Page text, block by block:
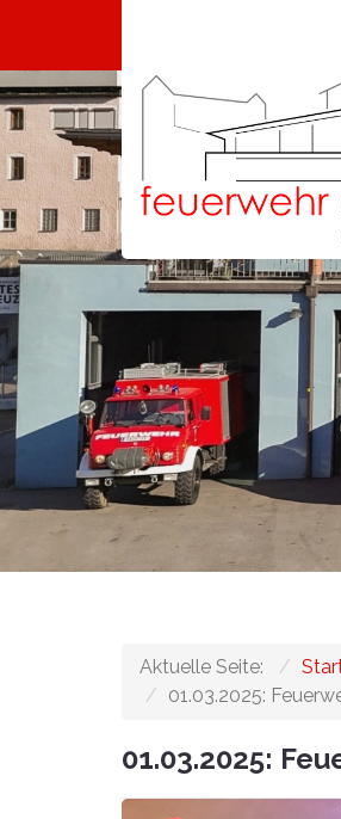
Aktuelle Seite:
01.03.2025:
01.03.2025: